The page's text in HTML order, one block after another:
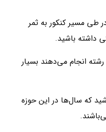
طی مسیر کنکور به ثمر
داشته باشید.
رشته انجام می‌دهند بسیار
که سال‌ها در این حوزه